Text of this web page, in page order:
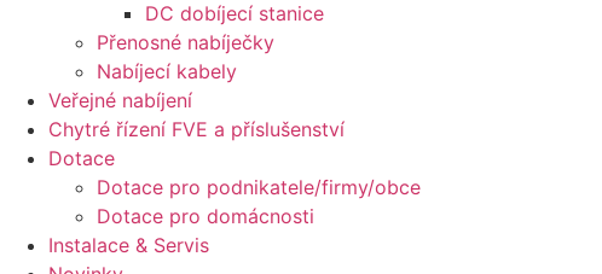
DC dobíjecí stanice
Přenosné nabíječky
Nabíjecí kabely
Veřejné nabíjení
Chytré řízení FVE a příslušenství
Dotace
Dotace pro podnikatele/firmy/obce
Dotace pro domácnosti
Instalace & Servis